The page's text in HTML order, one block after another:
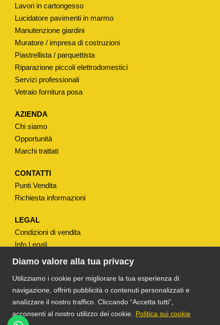
Diamo valore alla tua privacy
Utilizziamo i cookie per migliorare la tua esperienza di
navigazione, offrirti pubblicità o contenuti personalizzati e
analizzare il nostro traffico. Cliccando “Accetta tutti”,
acconsenti al nostro utilizzo dei cookie.
Politica sui cookie
D
P
O
L
A
H
9
M
M
H
1
5
M
M
Lavori in cartongesso
Lucidatore pavimenti in marmo
Manutenzione giardini
Muratore / impresa di costruzioni
Piastrellista / parquettista
Riparazione piccoli elettrodomestici
Servizi professionali
Vetraio fornitura posa
AZIENDA
Chi siamo
Opportunità
Marchi trattati
CONTATTI
Punti Vendita
Richiesta informazioni
LEGAL
Condizioni di vendita
Info Legali
Note Legali